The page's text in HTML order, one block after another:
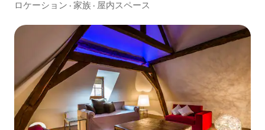
ル）
ロケーション · 家族 · 屋内スペース